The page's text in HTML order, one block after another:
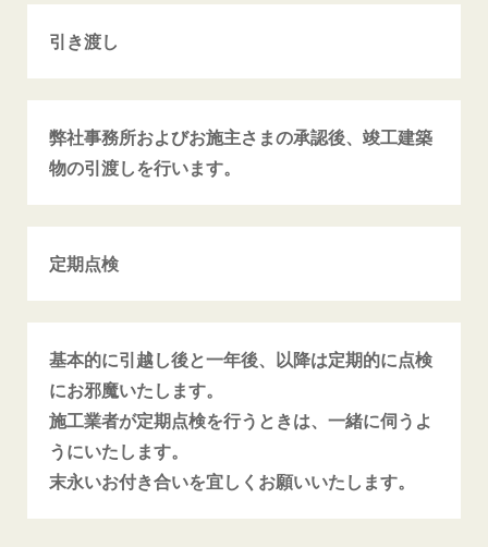
引き渡し
弊社事務所およびお施主さまの承認後、竣工建築
物の引渡しを行います。
定期点検
基本的に引越し後と一年後、以降は定期的に点検
にお邪魔いたします。
施工業者が定期点検を行うときは、一緒に伺うよ
うにいたします。
末永いお付き合いを宜しくお願いいたします。